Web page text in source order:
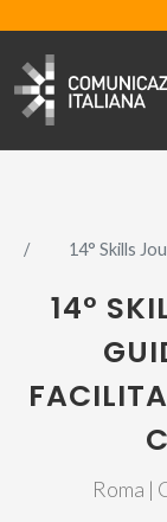
14° Skills
14°
Roma |